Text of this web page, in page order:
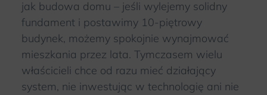
jak budowa domu – jeśli wylejemy solidny
fundament i postawimy 10-piętrowy
budynek, możemy spokojnie wynajmować
mieszkania przez lata. Tymczasem wielu
właścicieli chce od razu mieć działający
system, nie inwestując w technologię ani nie